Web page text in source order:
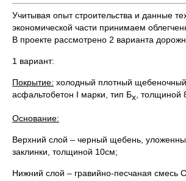
Учитывая опыт строительства и данные
экономической части принимаем
В проекте рассмотрено 2 варианта
1 вариант:
Покрытие: холодный плотный
асфальтобетон I марки, тип Бх , толщиной
Основание:
Верхний слой – черный щебень,
заклинки, толщиной 10см;
Нижний слой – гравийно-песчаная смесь С